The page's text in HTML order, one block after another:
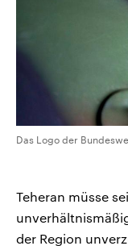
Das Logo der
Teheran müsse
der Region